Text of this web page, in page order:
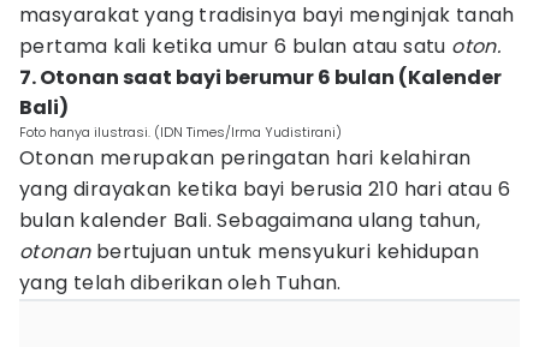
masyarakat yang tradisinya bayi menginjak tanah
pertama kali ketika umur 6 bulan atau satu oton.
7. Otonan saat bayi berumur 6 bulan (Kalender
Bali)
Foto hanya ilustrasi. (IDN Times/Irma Yudistirani)
Otonan merupakan peringatan hari kelahiran
yang dirayakan ketika bayi berusia 210 hari atau 6
bulan kalender Bali. Sebagaimana ulang tahun,
otonanbertujuan untuk mensyukuri kehidupan
yang telah diberikan oleh Tuhan.